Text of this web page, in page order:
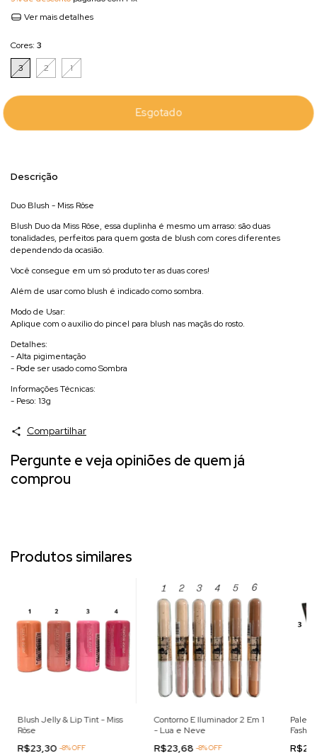
Ver mais detalhes
Cores: 3
3
2 1
Descrição
Duo Blush - Miss Rôse
Blush Duo da Miss Rôse, essa duplinha é mesmo um arraso: são duas
tonalidades, perfeitos para quem gosta de blush com cores diferentes
dependendo da ocasião.
Você consegue em um só produto ter as duas cores!
Além de usar como blush é indicado como sombra.
Modo de Usar:
Aplique com o auxílio do pincel para blush nas maçãs do rosto.
Detalhes:
- Alta pigimentação
- Pode ser usado como Sombra
Informações Técnicas:
- Peso: 13g
Compartilhar
Pergunte e veja opiniões de quem já
comprou
Produtos similares
Blush Jelly & Lip Tint - Miss
Rôse
R$23,30-8%OFF
Contorno E Iluminador 2 Em 1
- Lua e Neve
R$23,68-8%OFF
Paleta